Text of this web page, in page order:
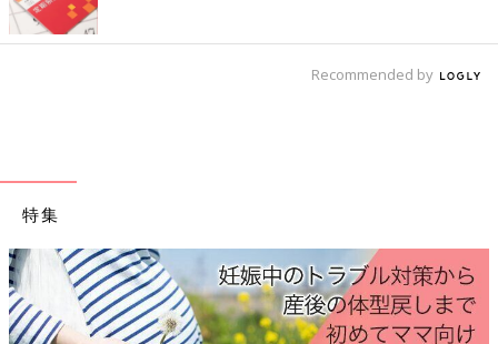
通年置いてあるのは、栽培ものの「ぶなしめじ」です。できれば
旬の時期は旬のものを食べさせましょう。
【専門家監修】はちみつだけじゃな
た。
NGは？
ビタミン・ミネラルは、体の調子を整えるのに欠かすことができ
Recommended by
特集